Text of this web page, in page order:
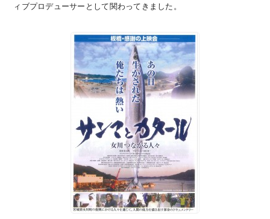
ィブプロデューサーとして関わってきました。